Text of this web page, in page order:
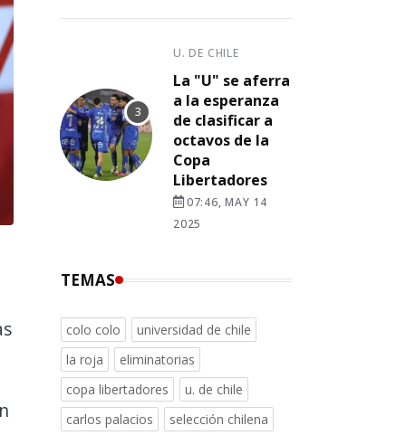
U. DE CHILE
La "U" se aferra
a la esperanza
de clasificar a
octavos de la
Copa
Libertadores
07:46, MAY 14
2025
TEMAS
colo colo
universidad de chile
la roja
eliminatorias
copa libertadores
u. de chile
carlos palacios
selección chilena